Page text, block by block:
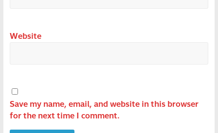
Website
Save my name, email, and website in this browser
for the next time I comment.